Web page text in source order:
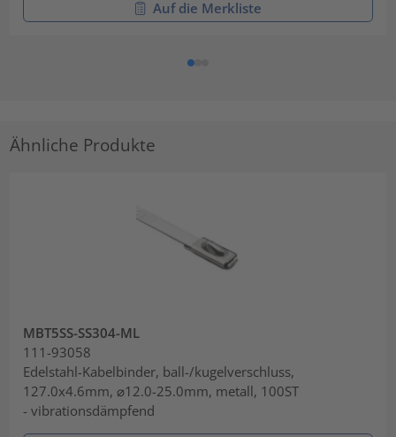
Auf die Merkliste
Ähnliche Produkte
MBT5SS-SS304-ML
111-93058
Edelstahl-Kabelbinder, ball-/kugelverschluss,
127.0x4.6mm, ⌀12.0-25.0mm, metall, 100ST
- vibrationsdämpfend